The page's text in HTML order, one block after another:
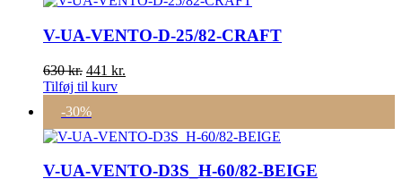
V-UA-VENTO-D-25/82-CRAFT
630kr. Den
oprindelige
var:
630 kr..
441 kr.
441 kr..
Tilføj til kurv
-30%
V-UA-VENTO-D3S_H-60/82-BEIGE